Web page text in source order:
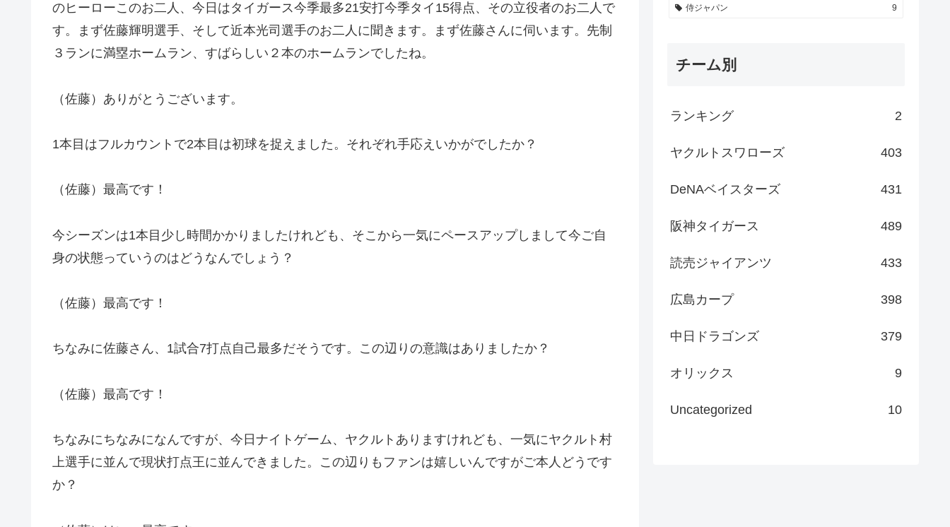
のヒーローこのお二人、今日はタイガース今季最多21安打今季タイ15得点、その立役者のお二人で
す。まず佐藤輝明選手、そして近本光司選手のお二人に聞きます。まず佐藤さんに伺います。先制
３ランに満塁ホームラン、すばらしい２本のホームランでしたね。
（佐藤）ありがとうございます。
1本目はフルカウントで2本目は初球を捉えました。それぞれ手応えいかがでしたか？
（佐藤）最高です！
今シーズンは1本目少し時間かかりましたけれども、そこから一気にペースアップしまして今ご自
身の状態っていうのはどうなんでしょう？
（佐藤）最高です！
ちなみに佐藤さん、1試合7打点自己最多だそうです。この辺りの意識はありましたか？
（佐藤）最高です！
ちなみにちなみになんですが、今日ナイトゲーム、ヤクルトありますけれども、一気にヤクルト村
上選手に並んで現状打点王に並んできました。この辺りもファンは嬉しいんですがご本人どうです
か？
侍ジャパン 9
チーム別
ランキング 2
ヤクルトスワローズ 403
DeNAベイスターズ 431
阪神タイガース 489
読売ジャイアンツ 433
広島カープ 398
中日ドラゴンズ 379
オリックス 9
Uncategorized 10